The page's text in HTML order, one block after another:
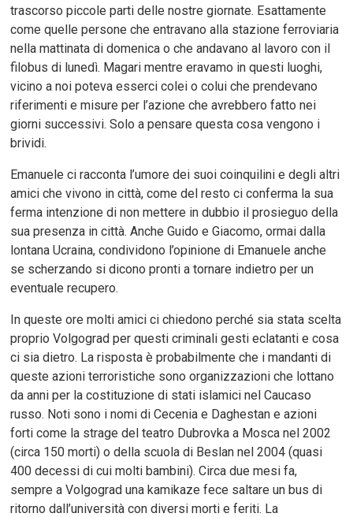
trascorso piccole parti delle nostre giornate. Esattamente
come quelle persone che entravano alla stazione ferroviaria
nella mattinata di domenica o che andavano al lavoro con il
filobus di lunedì. Magari mentre eravamo in questi luoghi,
vicino a noi poteva esserci colei o colui che prendevano
riferimenti e misure per l’azione che avrebbero fatto nei
giorni successivi. Solo a pensare questa cosa vengono i
brividi.
Emanuele ci racconta l’umore dei suoi coinquilini e degli altri
amici che vivono in città, come del resto ci conferma la sua
ferma intenzione di non mettere in dubbio il prosieguo della
sua presenza in città. Anche Guido e Giacomo, ormai dalla
lontana Ucraina, condividono l’opinione di Emanuele anche
se scherzando si dicono pronti a tornare indietro per un
eventuale recupero.
In queste ore molti amici ci chiedono perché sia stata scelta
proprio Volgograd per questi criminali gesti eclatanti e cosa
ci sia dietro. La risposta è probabilmente che i mandanti di
queste azioni terroristiche sono organizzazioni che lottano
da anni per la costituzione di stati islamici nel Caucaso
russo. Noti sono i nomi di Cecenia e Daghestan e azioni
forti come la strage del teatro Dubrovka a Mosca nel 2002
(circa 150 morti) o della scuola di Beslan nel 2004 (quasi
400 decessi di cui molti bambini). Circa due mesi fa,
sempre a Volgograd una kamikaze fece saltare un bus di
ritorno dall’università con diversi morti e feriti. La